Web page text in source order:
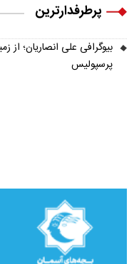
پرطرفدارترین
بیوگرافی علی انصاریان؛
پرسپولیس